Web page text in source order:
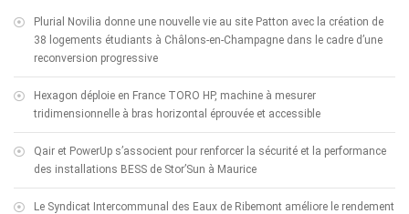
Plurial Novilia donne une nouvelle vie au site Patton avec la création de
38 logements étudiants à Châlons-en-Champagne dans le cadre d’une
reconversion progressive
Hexagon déploie en France TORO HP, machine à mesurer
tridimensionnelle à bras horizontal éprouvée et accessible
Qair et PowerUp s’associent pour renforcer la sécurité et la performance
des installations BESS de Stor’Sun à Maurice
Le Syndicat Intercommunal des Eaux de Ribemont améliore le rendement